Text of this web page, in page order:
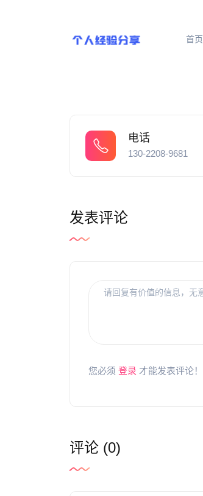
首页
电话
130-2208-9681
发表评论
您必须 登录 才能发表评论！
评论 (0)